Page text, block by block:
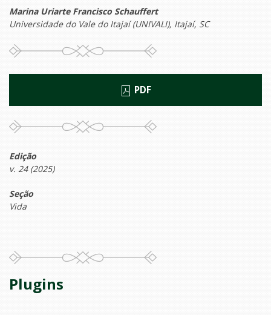
Marina Uriarte Francisco Schauffert
Universidade do Vale do Itajaí (UNIVALI), Itajaí, SC
PDF
Edição
v. 24 (2025)
Seção
Vida
Plugins